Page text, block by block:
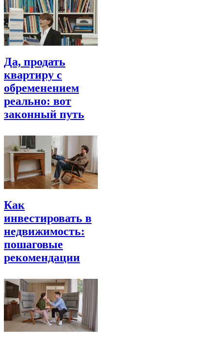
Да, продать
квартиру с
обременением
реально: вот
законный путь
Как
инвестировать в
недвижимость:
пошаговые
рекомендации